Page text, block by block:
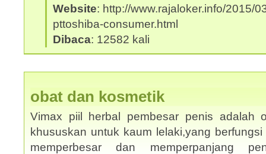
Website: http://www.rajaloker.info/2015/
pttoshiba-consumer.html
Dibaca: 12582 kali
obat dan kosmetik
Vimax piil herbal pembesar penis adalah
khususkan untuk kaum lelaki,yang
memperbesar dan memperpanjang